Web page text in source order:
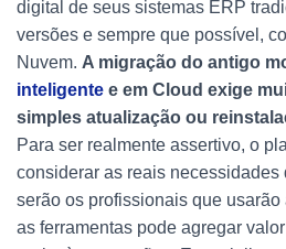
digital de seus sistemas ERP
versões e sempre que possível,
Nuvem. A migração do antigo
inteligente e em Cloud exige
simples atualização ou
Para ser realmente assertivo, o
considerar as reais necessidades
serão os profissionais que
as ferramentas pode agregar